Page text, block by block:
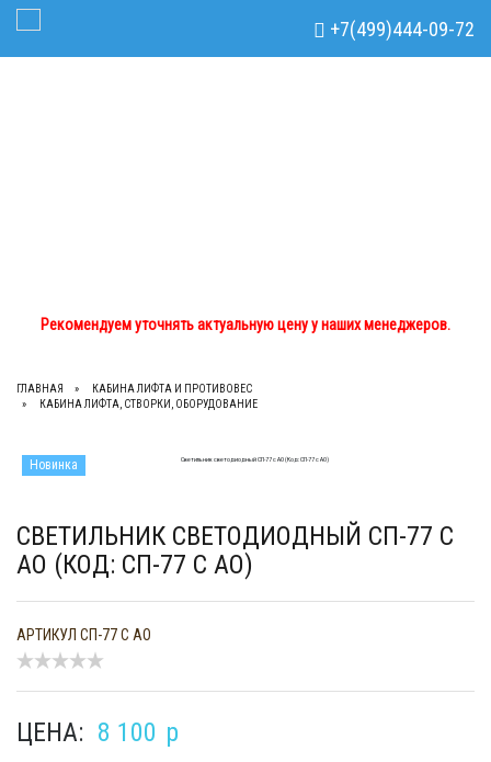
Рекомендуем уточнять актуальную цену у наших менеджеров.
Рекомендуем уточнять актуальную цену у наших менеджеров.
+7(499)444-09-72
Toggle Navigation
ГЛАВНАЯ
КАБИНА ЛИФТА И ПРОТИВОВЕС
КАБИНА ЛИФТА, СТВОРКИ, ОБОРУДОВАНИЕ
Новинка
СВЕТИЛЬНИК СВЕТОДИОДНЫЙ СП-77 С
АО (КОД: СП-77 С АО)
АРТИКУЛ СП-77 С АО
ЦЕНА: 8 100 p